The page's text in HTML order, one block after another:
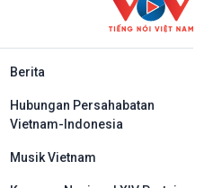
Berita
Hubungan Persahabatan
Vietnam-Indonesia
Musik Vietnam